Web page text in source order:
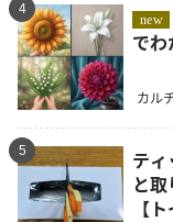
4
new
でわ
カル
5
テ
と
【